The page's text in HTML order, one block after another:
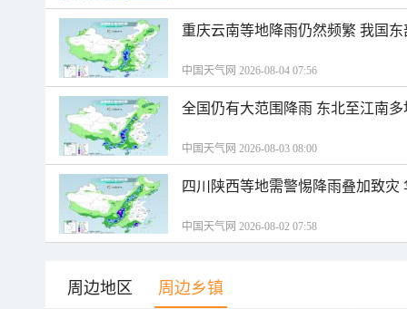
重庆云南等地降雨仍然频繁 我国
中国天气网 2026-08-04 07:56
全国仍有大范围降雨 东北至江南
中国天气网 2026-08-03 08:00
四川陕西等地需警惕降雨叠加致
中国天气网 2026-08-02 07:58
周边地区 周边乡镇